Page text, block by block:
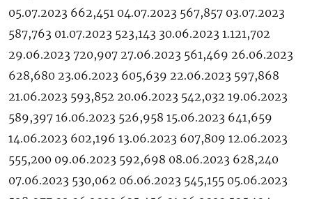
05.07.2023 662,451 04.07.2023 567,857 03.07.2023
587,763 01.07.2023 523,143 30.06.2023 1.121,702
29.06.2023 720,907 27.06.2023 561,469 26.06.2023
628,680 23.06.2023 605,639 22.06.2023 597,868
21.06.2023 593,852 20.06.2023 542,032 19.06.2023
589,397 16.06.2023 526,958 15.06.2023 641,659
14.06.2023 602,196 13.06.2023 607,809 12.06.2023
555,200 09.06.2023 592,698 08.06.2023 628,240
07.06.2023 530,062 06.06.2023 545,155 05.06.2023